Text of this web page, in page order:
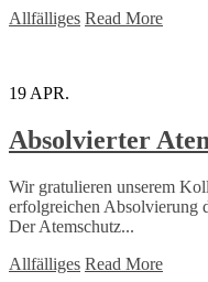
Allfälliges Read More
19 APR.
Absolvierter
Wir gratulieren unserem
erfolgreichen Absolvierung
Der Atemschutz...
Allfälliges Read More